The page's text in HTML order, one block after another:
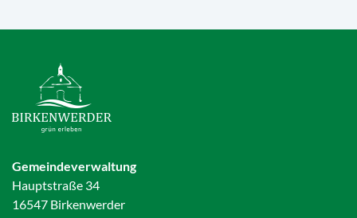
Gemeindeverwaltung
Hauptstraße 34
16547 Birkenwerder